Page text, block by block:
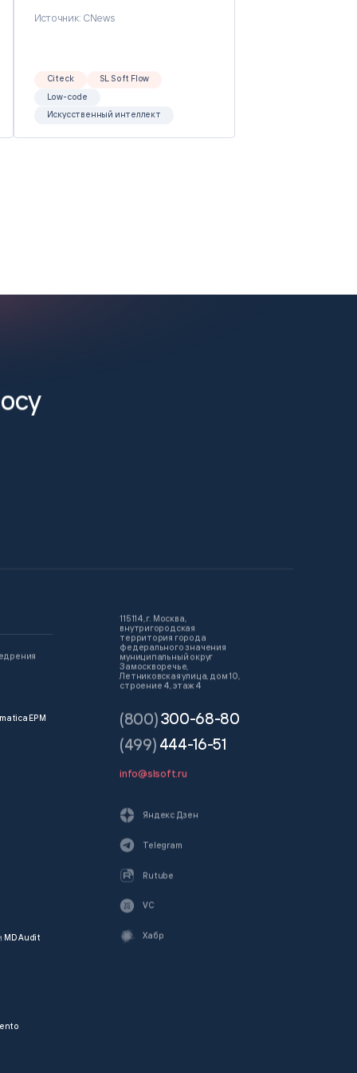
Источник: CNews
Citeck
SL Soft Flow
Low-code
Искусственный интеллект
EPM
MD Audit
115114, г. Москва,
внутригородская
территория города
федерального значения
муниципальный округ
Замоскворечье,
Летниковская улица, дом 10,
строение 4, этаж 4
(800)300-68-80
(499) 444-16-51
info@slsoft.ru
Яндекс Дзен
Telegram
Rutube
VC
Хабр